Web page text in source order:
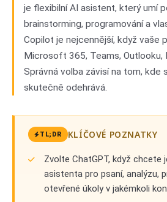
je flexibilní AI asistent, který umí
brainstorming, programování a
Copilot je nejcennější, když vaše
Microsoft 365, Teams, Outlooku,
Správná volba závisí na tom, kde
skutečně odehrává.
TL;DR KLÍČOVÉ POZNATKY
Zvolte ChatGPT, když chcete
asistenta pro psaní, analýzu,
otevřené úkoly v jakémkoli